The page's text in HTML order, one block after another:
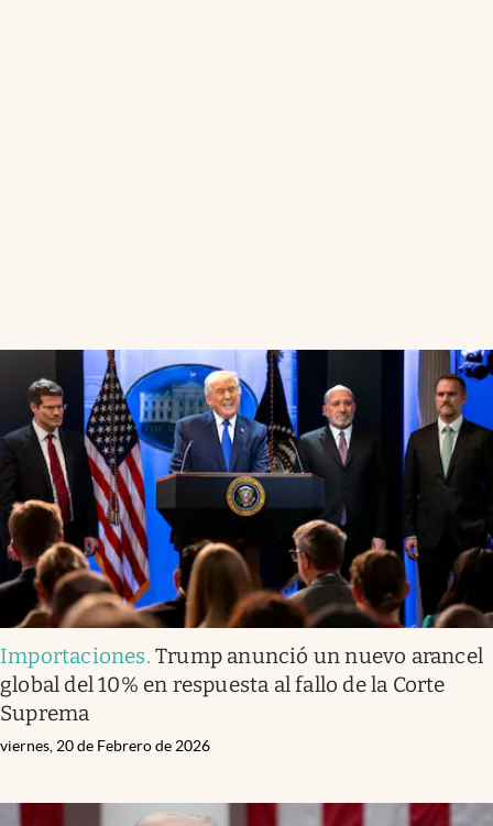
Importaciones.Trump anunció un nuevo arancel
global del 10% en respuesta al fallo de la Corte
Suprema
viernes, 20 de Febrero de 2026